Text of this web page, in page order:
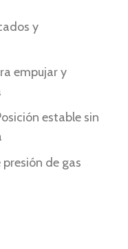
y
empujar y
estable sin
de gas